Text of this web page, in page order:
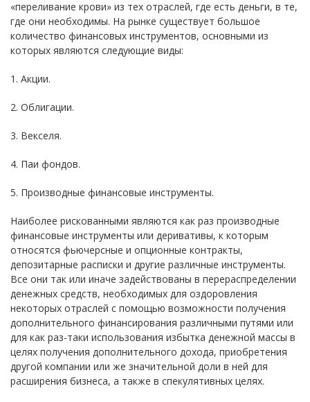
«переливание крови» из тех отраслей, где есть деньги, в те,
где они необходимы. На рынке существует большое
количество финансовых инструментов, основными из
которых являются следующие виды:
1. Акции.
2. Облигации.
3. Векселя.
4. Паи фондов.
5. Производные финансовые инструменты.
Наиболее рискованными являются как раз производные
финансовые инструменты или деривативы, к которым
относятся фьючерсные и опционные контракты,
депозитарные расписки и другие различные инструменты.
Все они так или иначе задействованы в перераспределении
денежных средств, необходимых для оздоровления
некоторых отраслей с помощью возможности получения
дополнительного финансирования различными путями или
для как раз-таки использования избытка денежной массы в
целях получения дополнительного дохода, приобретения
другой компании или же значительной доли в ней для
расширения бизнеса, а также в спекулятивных целях.